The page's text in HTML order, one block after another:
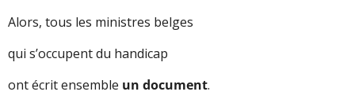
Alors, tous les ministres belges
qui s’occupent du handicap
ont écrit ensemble un document.